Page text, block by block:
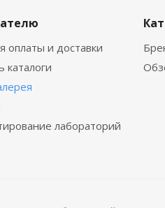
оплаты и доставки
каталоги
лабораторий